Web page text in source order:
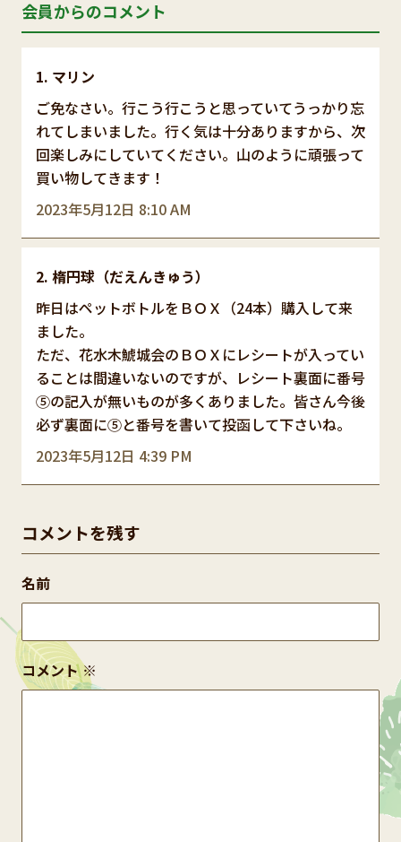
会員からのコメント
マリン
2023年5月12日 8:10 AM
ご免なさい。行こう行こうと思っていてうっかり忘
れてしまいました。行く気は十分ありますから、次
回楽しみにしていてください。山のように頑張って
買い物してきます！
楕円球（だえんきゅう）
2023年5月12日 4:39 PM
昨日はペットボトルをＢＯＸ（24本）購入して来
ました。
ただ、花水木鯱城会のＢＯＸにレシートが入ってい
ることは間違いないのですが、レシート裏面に番号
⑤の記入が無いものが多くありました。皆さん今後
必ず裏面に⑤と番号を書いて投函して下さいね。
コメントを残す
コメント※
名前